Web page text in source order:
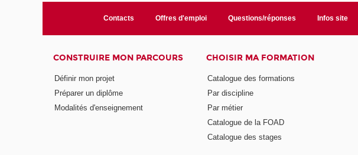
Contacts Offres d'emploi Questions/réponses Infos site
CONSTRUIRE MON PARCOURS
Définir mon projet
Préparer un diplôme
Modalités d'enseignement
CHOISIR MA FORMATION
Catalogue des formations
Par discipline
Par métier
Catalogue de la FOAD
Catalogue des stages